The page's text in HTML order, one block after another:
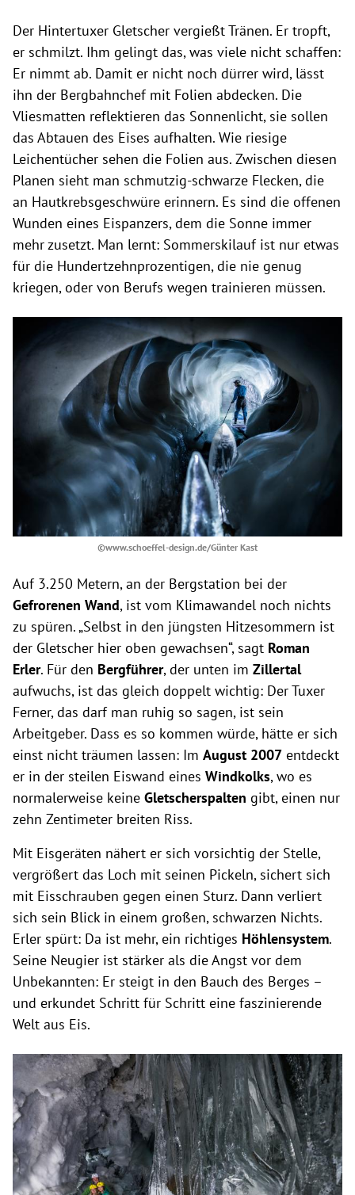
Der Hintertuxer Gletscher vergießt Tränen. Er tropft,
er schmilzt. Ihm gelingt das, was viele nicht schaffen:
Er nimmt ab. Damit er nicht noch dürrer wird, lässt
ihn der Bergbahnchef mit Folien abdecken. Die
Vliesmatten reflektieren das Sonnenlicht, sie sollen
das Abtauen des Eises aufhalten. Wie riesige
Leichentücher sehen die Folien aus. Zwischen diesen
Planen sieht man schmutzig-schwarze Flecken, die
an Hautkrebsgeschwüre erinnern. Es sind die offenen
Wunden eines Eispanzers, dem die Sonne immer
mehr zusetzt. Man lernt: Sommerskilauf ist nur etwas
für die Hundertzehnprozentigen, die nie genug
kriegen, oder von Berufs wegen trainieren müssen.
©www.schoeffel-design.de/Günter Kast
Auf 3.250 Metern, an der Bergstation bei der
Gefrorenen Wand, ist vom Klimawandel noch nichts
zu spüren. „Selbst in den jüngsten Hitzesommern ist
der Gletscher hier oben gewachsen“, sagt Roman
Erler. Für den Bergführer, der unten im Zillertal
aufwuchs, ist das gleich doppelt wichtig: Der Tuxer
Ferner, das darf man ruhig so sagen, ist sein
Arbeitgeber. Dass es so kommen würde, hätte er sich
einst nicht träumen lassen: Im August 2007 entdeckt
er in der steilen Eiswand eines Windkolks, wo es
normalerweise keine Gletscherspalten gibt, einen nur
zehn Zentimeter breiten Riss.
Mit Eisgeräten nähert er sich vorsichtig der Stelle,
vergrößert das Loch mit seinen Pickeln, sichert sich
mit Eisschrauben gegen einen Sturz. Dann verliert
sich sein Blick in einem großen, schwarzen Nichts.
Erler spürt: Da ist mehr, ein richtiges Höhlensystem.
Seine Neugier ist stärker als die Angst vor dem
Unbekannten: Er steigt in den Bauch des Berges –
und erkundet Schritt für Schritt eine faszinierende
Welt aus Eis.